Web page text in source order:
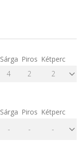
Sárga Piros Kétperc
4 2 2
Sárga Piros Kétperc
- - -